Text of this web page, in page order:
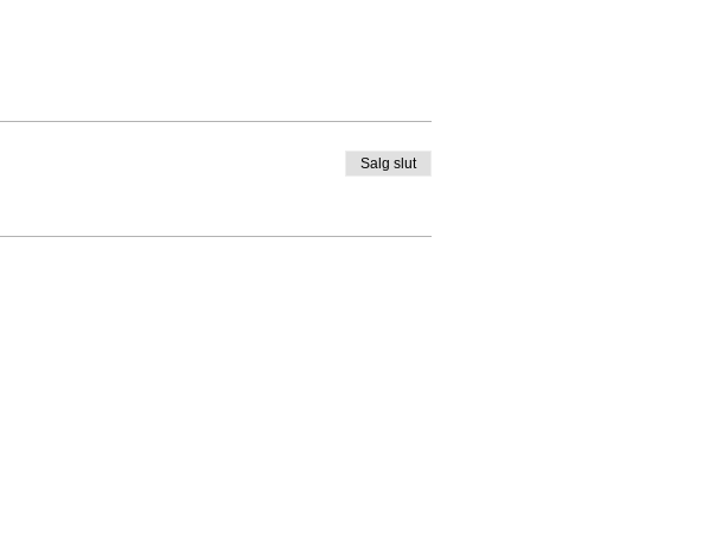
Salg slut